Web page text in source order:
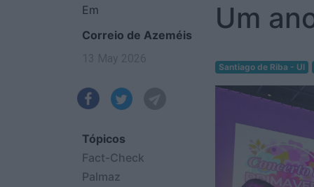
Em
Correio de Azeméis
Tópicos
Fact-Check
Palmaz
Um
Santiago de Riba - Ul